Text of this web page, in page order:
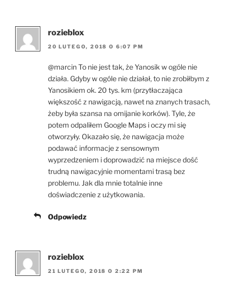
rozieblox
20 LUTEGO, 2018 O 6:07 PM
@marcin To nie jest tak, że Yanosik w ogóle nie
działa. Gdyby w ogóle nie działał, to nie zrobiłbym z
Yanosikiem ok. 20 tys. km (przytłaczająca
większość z nawigacją, nawet na znanych trasach,
żeby była szansa na omijanie korków). Tyle, że
potem odpaliłem Google Maps i oczy mi się
otworzyły. Okazało się, że nawigacja może
podawać informacje z sensownym
wyprzedzeniem i doprowadzić na miejsce dość
trudną nawigacyjnie momentami trasą bez
problemu. Jak dla mnie totalnie inne
doświadczenie z użytkowania.
Odpowiedz
rozieblox
21 LUTEGO, 2018 O 2:22 PM